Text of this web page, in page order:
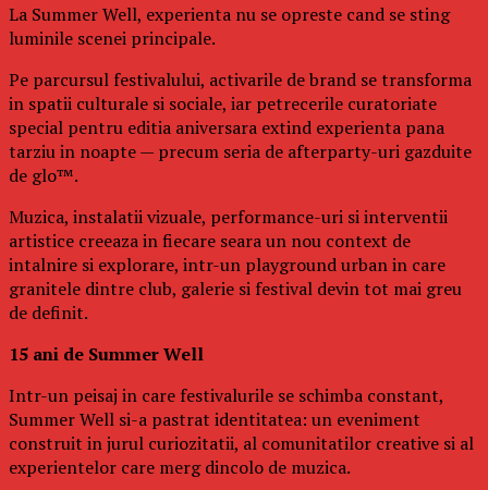
La Summer Well, experienta nu se opreste cand se sting
luminile scenei principale.
Pe parcursul festivalului, activarile de brand se transforma
in spatii culturale si sociale, iar petrecerile curatoriate
special pentru editia aniversara extind experienta pana
tarziu in noapte — precum seria de afterparty-uri gazduite
de glo™.
Muzica, instalatii vizuale, performance-uri si interventii
artistice creeaza in fiecare seara un nou context de
intalnire si explorare, intr-un playground urban in care
granitele dintre club, galerie si festival devin tot mai greu
de definit.
15 ani de Summer Well
Intr-un peisaj in care festivalurile se schimba constant,
Summer Well si-a pastrat identitatea: un eveniment
construit in jurul curiozitatii, al comunitatilor creative si al
experientelor care merg dincolo de muzica.